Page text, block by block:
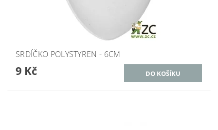
SRDÍČKO POLYSTYREN - 6CM
9 Kč